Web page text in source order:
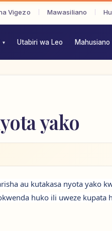
Vigezo Mawasiliano
Utabiri wa Leo Mahusiano
yako
au kutakasa nyota yako
huko ili uweze kupata